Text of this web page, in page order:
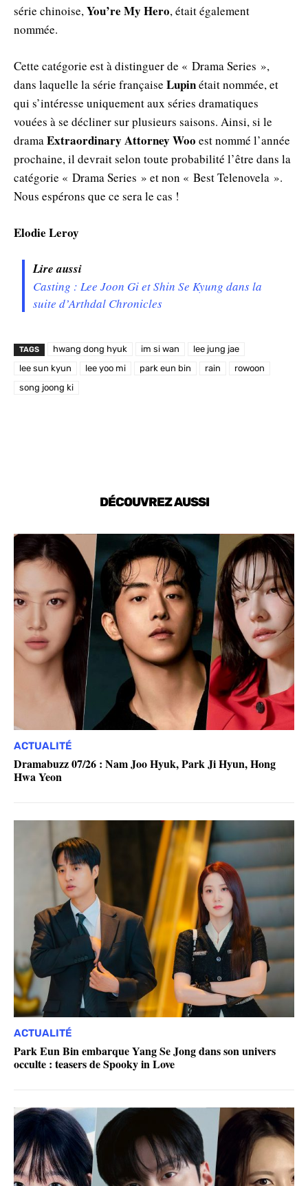
série chinoise, You’re My Hero, était également
nommée.
Cette catégorie est à distinguer de « Drama Series »,
dans laquelle la série française Lupinétait nommée, et
qui s’intéresse uniquement aux séries dramatiques
vouées à se décliner sur plusieurs saisons. Ainsi, si le
drama Extraordinary Attorney Woo est nommé l’année
prochaine, il devrait selon toute probabilité l’être dans la
catégorie « Drama Series » et non « Best Telenovela ».
Nous espérons que ce sera le cas !
Elodie Leroy
Lire aussi
Casting : Lee Joon Gi et Shin Se Kyung dans la
suite d’Arthdal Chronicles
TAGS hwang dong hyuk im si wan
lee jung jae
lee sun kyun
lee yoo mi park eun bin rain
rowoon
song joong ki
DÉCOUVREZ AUSSI
ACTUALITÉ
Dramabuzz 07/26 : Nam Joo Hyuk, Park Ji Hyun, Hong
Hwa Yeon
ACTUALITÉ
Park Eun Bin embarque Yang Se Jong dans son univers
occulte : teasers de Spooky in Love